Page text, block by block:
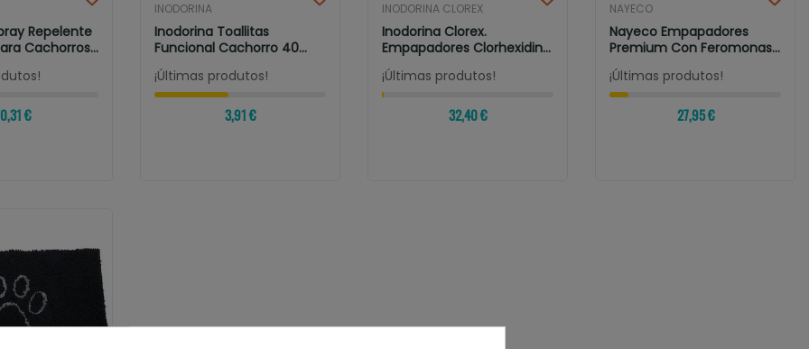
Repelente
Cachorros
€
INODORINA
Inodorina Toallitas
Funcional Cachorro 40
Toallitas
¡Últimas produtos!
3,91 €
INODORINA CLOREX
Inodorina Clorex.
Empapadores Clorhexidina
Para...
¡Últimas produtos!
32,40 €
NAYECO
Nayeco Empapadores
Premium Con Feromonas
60 X 60 Cm
¡Últimas produtos!
27,95 €